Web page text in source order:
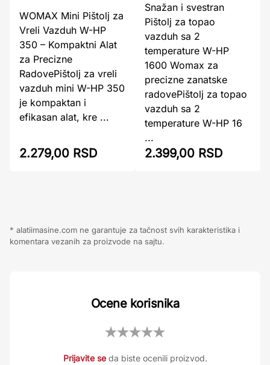
WOMAX Mini Pištolj za
Vreli Vazduh W-HP
350 – Kompaktni Alat
za Precizne
RadovePištolj za vreli
vazduh mini W-HP 350
je kompaktan i
efikasan alat, kre ...
2.279,00 RSD
Snažan i svestran
Pištolj za topao
vazduh sa 2
temperature W-HP
1600 Womax za
precizne zanatske
radovePištolj za topao
vazduh sa 2
temperature W-HP 16
...
2.399,00 RSD
* alatiimasine.com ne garantuje za tačnost svih karakteristika i
komentara vezanih za proizvode na sajtu.
Ocene korisnika
Prijavite seda biste ocenili proizvod.